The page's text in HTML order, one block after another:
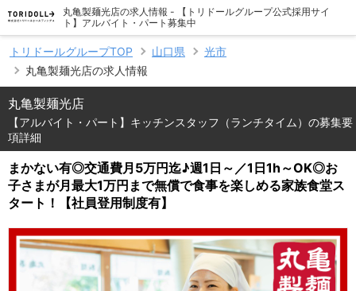
丸亀製麺光店の求人情報 - 【トリドールグループ公式採用サイ
ト】アルバイト・パート募集中
トリドールグループTOP 山口県
光市
丸亀製麺光店の求人情報
丸亀製麺光店
【アルバイト・パート】キッチンスタッフ（ランチタイム）の募集要
項詳細
まかない有◎交通費月5万円迄♪週1日～／1日1h～OK◎お
子さまが月最大1万円まで無償で食事を楽しめる家族食堂ス
タート！【社員登用制度有】